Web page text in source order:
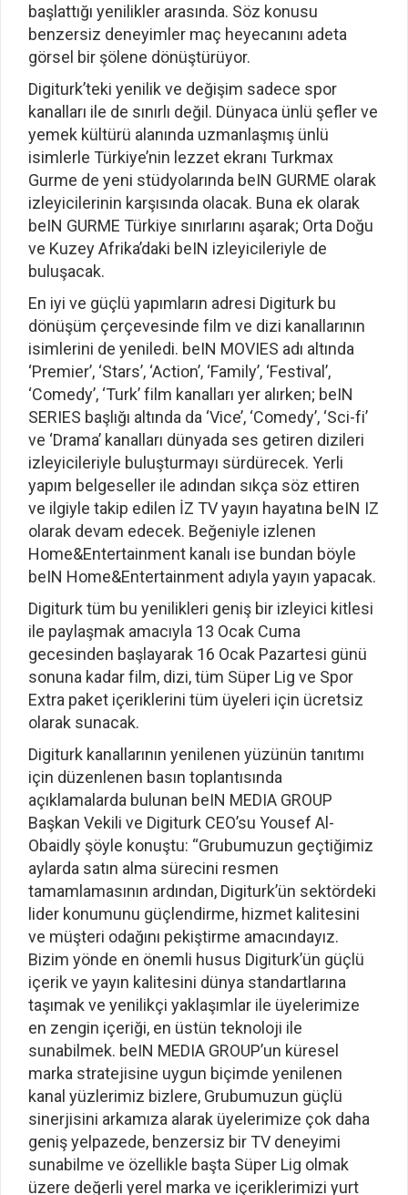
başlattığı yenilikler arasında. Söz konusu
benzersiz deneyimler maç heyecanını adeta
görsel bir şölene dönüştürüyor.
Digiturk’teki yenilik ve değişim sadece spor
kanalları ile de sınırlı değil. Dünyaca ünlü şefler ve
yemek kültürü alanında uzmanlaşmış ünlü
isimlerle Türkiye’nin lezzet ekranı Turkmax
Gurme de yeni stüdyolarında beIN GURME olarak
izleyicilerinin karşısında olacak. Buna ek olarak
beIN GURME Türkiye sınırlarını aşarak; Orta Doğu
ve Kuzey Afrika’daki beIN izleyicileriyle de
buluşacak.
En iyi ve güçlü yapımların adresi Digiturk bu
dönüşüm çerçevesinde film ve dizi kanallarının
isimlerini de yeniledi. beIN MOVIES adı altında
‘Premier’, ‘Stars’, ‘Action’, ‘Family’, ‘Festival’,
‘Comedy’, ‘Turk’ film kanalları yer alırken; beIN
SERIES başlığı altında da ‘Vice’, ‘Comedy’, ‘Sci-fi’
ve ‘Drama’ kanalları dünyada ses getiren dizileri
izleyicileriyle buluşturmayı sürdürecek. Yerli
yapım belgeseller ile adından sıkça söz ettiren
ve ilgiyle takip edilen İZ TV yayın hayatına beIN IZ
olarak devam edecek. Beğeniyle izlenen
Home&Entertainment kanalı ise bundan böyle
beIN Home&Entertainment adıyla yayın yapacak.
Digiturk tüm bu yenilikleri geniş bir izleyici kitlesi
ile paylaşmak amacıyla 13 Ocak Cuma
gecesinden başlayarak 16 Ocak Pazartesi günü
sonuna kadar film, dizi, tüm Süper Lig ve Spor
Extra paket içeriklerini tüm üyeleri için ücretsiz
olarak sunacak.
Digiturk kanallarının yenilenen yüzünün tanıtımı
için düzenlenen basın toplantısında
açıklamalarda bulunan beIN MEDIA GROUP
Başkan Vekili ve Digiturk CEO’su Yousef Al-
Obaidly şöyle konuştu: “Grubumuzun geçtiğimiz
aylarda satın alma sürecini resmen
tamamlamasının ardından, Digiturk’ün sektördeki
lider konumunu güçlendirme, hizmet kalitesini
ve müşteri odağını pekiştirme amacındayız.
Bizim yönde en önemli husus Digiturk’ün güçlü
içerik ve yayın kalitesini dünya standartlarına
taşımak ve yenilikçi yaklaşımlar ile üyelerimize
en zengin içeriği, en üstün teknoloji ile
sunabilmek. beIN MEDIA GROUP’un küresel
marka stratejisine uygun biçimde yenilenen
kanal yüzlerimiz bizlere, Grubumuzun güçlü
sinerjisini arkamıza alarak üyelerimize çok daha
geniş yelpazede, benzersiz bir TV deneyimi
sunabilme ve özellikle başta Süper Lig olmak
üzere değerli yerel marka ve içeriklerimizi yurt